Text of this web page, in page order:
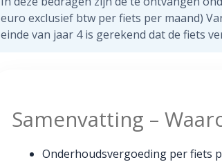
euro exclusief btw per fiets per maand)
einde van jaar 4 is gerekend dat de fiets
Samenvatting –
Onderhoudsvergoeding per fiets